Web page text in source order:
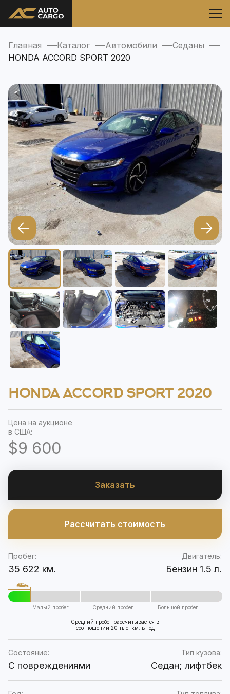
Главная Каталог Автомобили
Седаны
HONDA ACCORD SPORT 2020
HONDA ACCORD SPORT 2020
Цена на аукционе
в США:
$9 600
Заказать
Рассчитать стоимость
Пробег:
35 622 км.
Двигатель:
Бензин 1.5 л.
Малый пробег Средний пробег Большой пробег
Средний пробег рассчитывается в
соотношении 20 тыс. км. в год
Состояние:
C повреждениями
Тип кузова:
Седан; лифтбек